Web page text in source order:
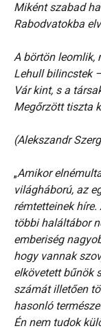
Miként szabad
Rabodvatokba
A börtön leomlik,
Lehull bilincstek
Vár kint, s a
Megőrzött tiszta
(Alekszandr
„Amikor
világháború, az
rémtetteinek
többi haláltábor
emberiség
hogy vannak
elkövetett bűnök
számát illetően
hasonló
Én nem tudok